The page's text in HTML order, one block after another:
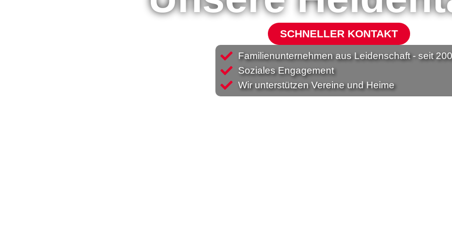
SCHNELLER KONTAKT
Familienunternehmen aus Leidenschaft - seit
Soziales Engagement
Wir unterstützen Vereine und Heime